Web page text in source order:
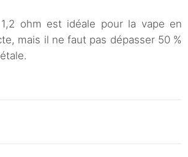
ohm est idéale pour la vape en
mais il ne faut pas dépasser 50 %